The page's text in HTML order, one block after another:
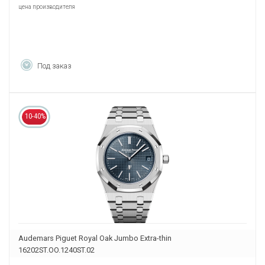
цена производителя
Под заказ
10-40%
Audemars Piguet Royal Oak Jumbo Extra-thin
16202ST.OO.1240ST.02